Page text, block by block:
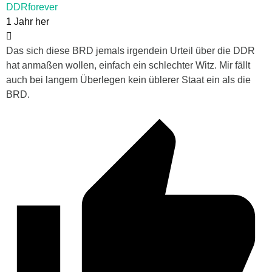
DDRforever
1 Jahr her
Das sich diese BRD jemals irgendein Urteil über die DDR
hat anmaßen wollen, einfach ein schlechter Witz. Mir fällt
auch bei langem Überlegen kein üblerer Staat ein als die
BRD.